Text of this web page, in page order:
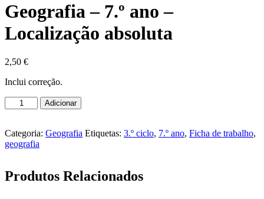
Geografia – 7.º ano –
Localização absoluta
2,50 €
Inclui correção.
Quantidade
de
-
7.º
Localização
Adicionar
Categoria: Geografia Etiquetas: 3.º ciclo, 7.º ano, Ficha de trabalho,
geografia
Produtos Relacionados